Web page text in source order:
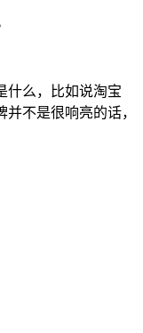
什么，比如说淘宝
不是很响亮的话，